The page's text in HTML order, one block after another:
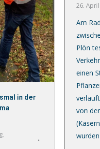
in der
,
26.
Am
Plön
einen
von